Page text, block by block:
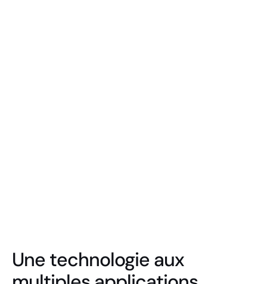
Une technologie aux